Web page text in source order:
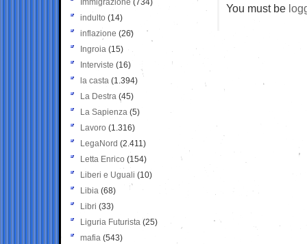
You must be
Immigrazione (734)
indulto (14)
inflazione (26)
Ingroia (15)
Interviste (16)
la casta (1.394)
La Destra (45)
La Sapienza (5)
Lavoro (1.316)
LegaNord (2.411)
Letta Enrico (154)
Liberi e Uguali (10)
Libia (68)
Libri (33)
Liguria Futurista (25)
mafia (543)